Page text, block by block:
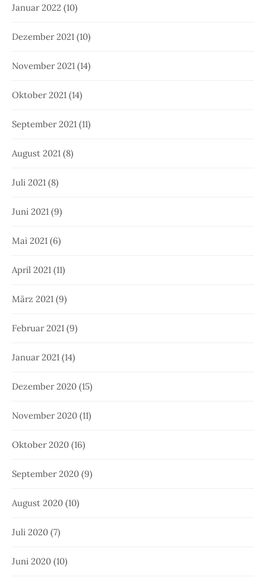
Januar 2022 (10)
Dezember 2021 (10)
November 2021 (14)
Oktober 2021 (14)
September 2021 (11)
August 2021 (8)
Juli 2021 (8)
Juni 2021 (9)
Mai 2021 (6)
April 2021 (11)
März 2021 (9)
Februar 2021 (9)
Januar 2021 (14)
Dezember 2020 (15)
November 2020 (11)
Oktober 2020 (16)
September 2020 (9)
August 2020 (10)
Juli 2020 (7)
Juni 2020 (10)